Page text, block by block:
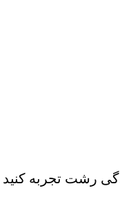
رشت تجربه کنید